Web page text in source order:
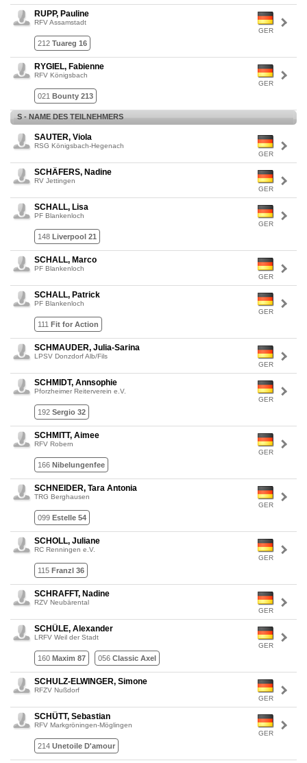
GER
RUPP, Pauline
RFV Assamstadt
212 Tuareg 16
GER
RYGIEL, Fabienne
RFV Königsbach
021 Bounty 213
S - NAME DES TEILNEHMERS
GER
SAUTER, Viola
RSG Königsbach-Hegenach
GER
SCHÄFERS, Nadine
RV Jettingen
GER
SCHALL, Lisa
PF Blankenloch
148 Liverpool 21
GER
SCHALL, Marco
PF Blankenloch
GER
SCHALL, Patrick
PF Blankenloch
111 Fit for Action
GER
SCHMAUDER, Julia-Sarina
LPSV Donzdorf Alb/Fils
GER
SCHMIDT, Annsophie
Pforzheimer Reiterverein e.V.
192 Sergio 32
GER
SCHMITT, Aimee
RFV Robern
166 Nibelungenfee
GER
SCHNEIDER, Tara Antonia
TRG Berghausen
099 Estelle 54
GER
SCHOLL, Juliane
RC Renningen e.V.
115 Franzl 36
GER
SCHRAFFT, Nadine
RZV Neubärental
GER
SCHÜLE, Alexander
LRFV Weil der Stadt
160 Maxim 87 056 Classic Axel
GER
SCHULZ-ELWINGER, Simone
RFZV Nußdorf
GER
SCHÜTT, Sebastian
RFV Markgröningen-Möglingen
214 Unetoile D'amour